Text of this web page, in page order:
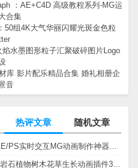
：AE+C4D 高级教程系列-MG运
合集
50组4K大气华丽闪耀光斑金色粒
水墨图形粒子汇聚破碎图片Logo
库 影片配乐精品合集 婚礼相册企
音
热评文章 随机文章